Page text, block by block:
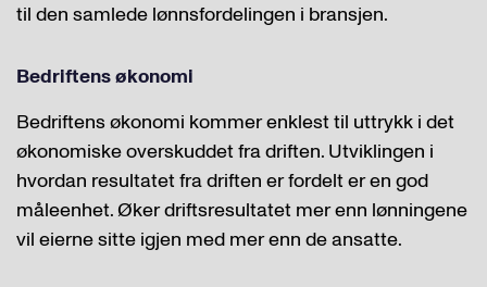
til den samlede lønnsfordelingen i bransjen.
Bedriftens økonomi
Bedriftens økonomi kommer enklest til uttrykk i det
økonomiske overskuddet fra driften. Utviklingen i
hvordan resultatet fra driften er fordelt er en god
måleenhet. Øker driftsresultatet mer enn lønningene
vil eierne sitte igjen med mer enn de ansatte.